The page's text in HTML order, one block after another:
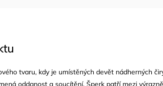
tvaru, kdy je umístěných devět nádherných
oddanost a soucítění. Šperk patří mezi